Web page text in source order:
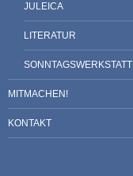
JULEICA
LITERATUR
SONNTAGSWERKSTATT
MITMACHEN!
KONTAKT